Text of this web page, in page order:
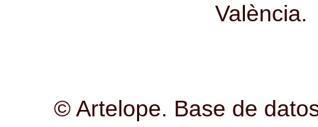
València.
© Artelope. Base de